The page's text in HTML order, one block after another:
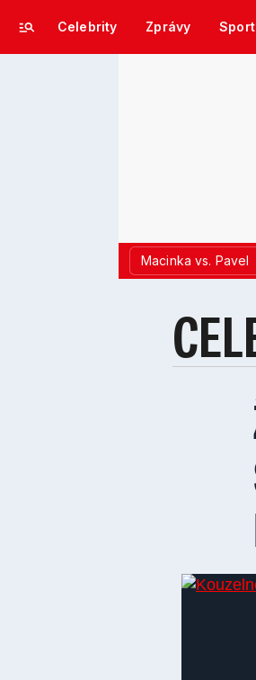
Celebrity Zprávy Sport
Macinka vs. Pavel